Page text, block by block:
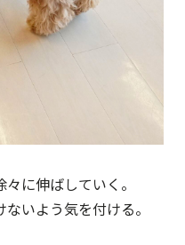
に伸ばしていく。
いよう気を付ける。